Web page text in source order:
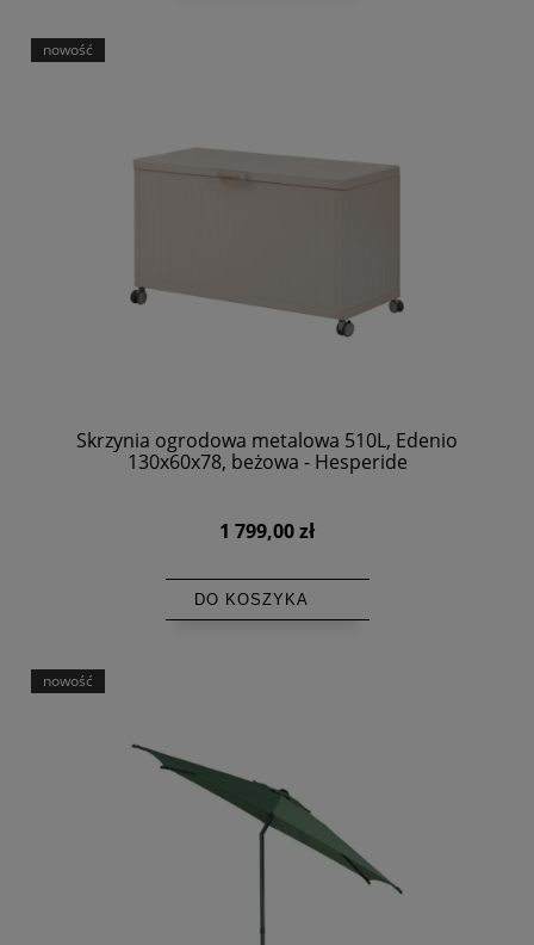
Skrzynia ogrodowa metalowa 510L, Edenio
130x60x78, beżowa - Hesperide
1 799,00 zł
DO KOSZYKA
nowość
nowość